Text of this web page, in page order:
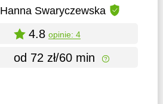
Hanna Swaryczewska
4.8 opinie: 4
od 72 zł/60 min